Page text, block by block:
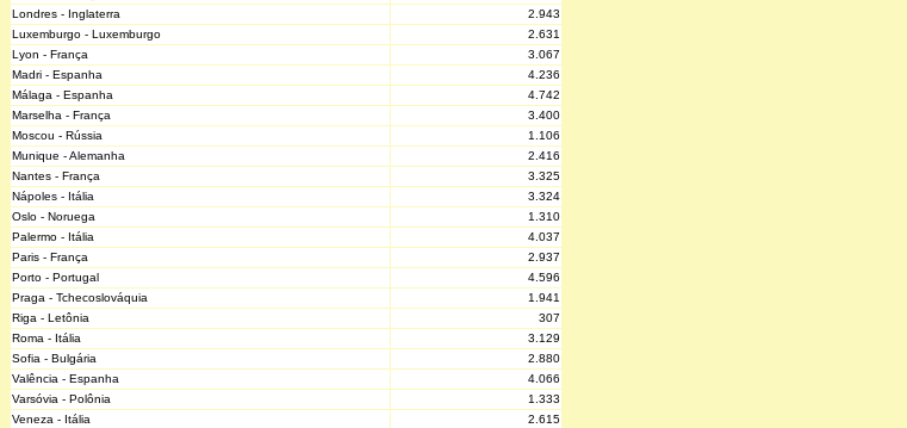
Londres - Inglaterra
2.943
Luxemburgo - Luxemburgo
2.631
Lyon - França
3.067
Madri - Espanha
4.236
Málaga - Espanha
4.742
Marselha - França
3.400
Moscou - Rússia
1.106
Munique - Alemanha
2.416
Nantes - França
3.325
Nápoles - Itália
3.324
Oslo - Noruega
1.310
Palermo - Itália
4.037
Paris - França
2.937
Porto - Portugal
4.596
Praga - Tchecoslováquia
1.941
Riga - Letônia
307
Roma - Itália
3.129
Sofia - Bulgária
2.880
Valência - Espanha
4.066
Varsóvia - Polônia
1.333
Veneza - Itália
2.615